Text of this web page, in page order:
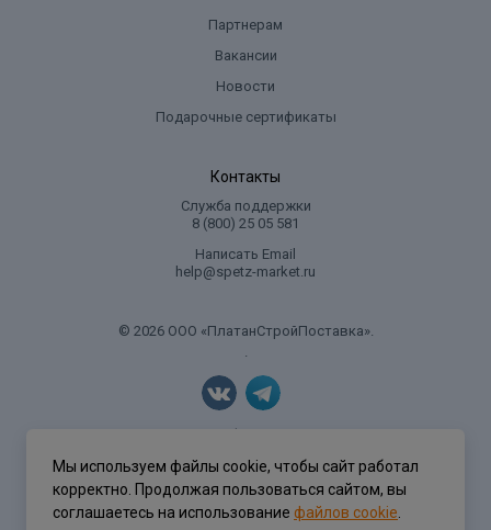
Партнерам
Вакансии
Новости
Подарочные сертификаты
Контакты
Служба поддержки
8 (800) 25 05 581
Написать Email
help@spetz-market.ru
© 2026 ООО «ПлатанСтройПоставка».
.
Политика конфиденциальности
Мы используем файлы cookie, чтобы сайт работал
корректно. Продолжая пользоваться сайтом, вы
соглашаетесь на использование файлов cookie